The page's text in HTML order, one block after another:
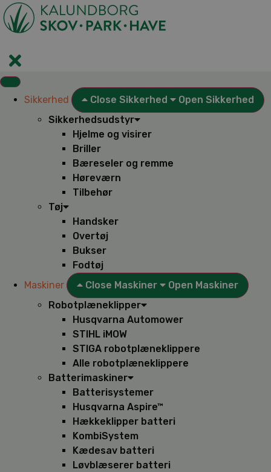
Videre
til
indhold
Sikkerhed Close Sikkerhed
Open Sikkerhed
Sikkerhedsudstyr
Hjelme og visirer
Briller
Bæreseler og remme
Høreværn
Tilbehør
Tøj
Handsker
Overtøj
Bukser
Fodtøj
Maskiner
Close Maskiner
Open Maskiner
Robotplæneklipper
Husqvarna Automower
STIHL iMOW
STIGA robotplæneklippere
Alle robotplæneklippere
Batterimaskiner
Batterisystemer
Husqvarna Aspire™
Hækkeklipper batteri
KombiSystem
Kædesav batteri
Løvblæserer batteri